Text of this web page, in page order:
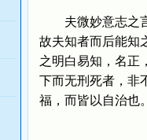
夫微妙意志之言
故夫知者而后能知
之明白易知，名正
下而无刑死者，非
福，而皆以自治也